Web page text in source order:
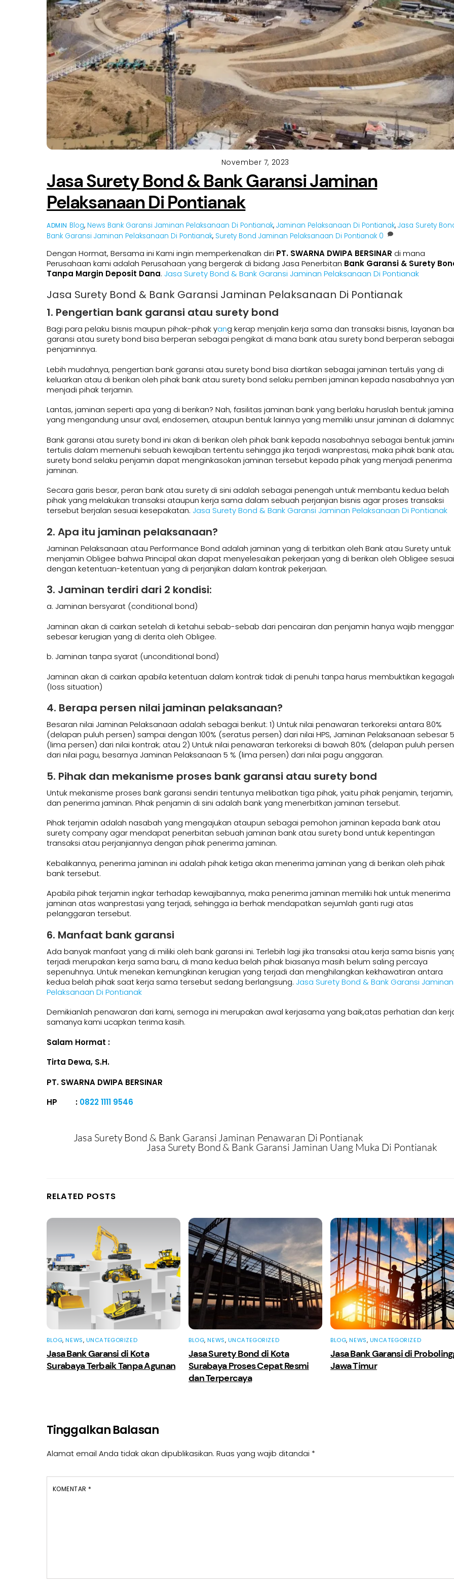
November 7, 2023
Jasa Surety Bond & Bank Garansi Jaminan
Pelaksanaan Di Pontianak
ADMIN Blog, News Bank Garansi Jaminan Pelaksanaan Di Pontianak,Jaminan Pelaksanaan Di Pontianak,Jasa Surety
Bank Garansi Jaminan Pelaksanaan Di Pontianak, Surety Bond Jaminan Pelaksanaan Di Pontianak 0
Dengan Hormat, Bersama ini Kami ingin memperkenalkan diri PT. SWARNA DWIPA BERSINAR di mana
Perusahaan kami adalah Perusahaan yang bergerak di bidang Jasa Penerbitan Bank Garansi & Surety
Tanpa Margin Deposit Dana. Jasa Surety Bond & Bank Garansi Jaminan Pelaksanaan Di Pontianak
Jasa Surety Bond & Bank Garansi Jaminan Pelaksanaan Di Pontianak
1. Pengertian bank garansi atau surety bond
Bagi para pelaku bisnis maupun pihak-pihak yang kerap menjalin kerja sama dan transaksi bisnis, layanan
garansi atau surety bond bisa berperan sebagai pengikat di mana bank atau surety bond berperan sebagai
penjaminnya.
Lebih mudahnya, pengertian bank garansi atau surety bond bisa diartikan sebagai jaminan tertulis yang di
keluarkan atau di berikan oleh pihak bank atau surety bond selaku pemberi jaminan kepada nasabahnya
menjadi pihak terjamin.
Lantas, jaminan seperti apa yang di berikan? Nah, fasilitas jaminan bank yang berlaku haruslah bentuk
yang mengandung unsur aval, endosemen, ataupun bentuk lainnya yang memiliki unsur jaminan di
Bank garansi atau surety bond ini akan di berikan oleh pihak bank kepada nasabahnya sebagai bentuk
tertulis dalam memenuhi sebuah kewajiban tertentu sehingga jika terjadi wanprestasi, maka pihak bank
surety bond selaku penjamin dapat menginkasokan jaminan tersebut kepada pihak yang menjadi penerima
jaminan.
Secara garis besar, peran bank atau surety di sini adalah sebagai penengah untuk membantu kedua belah
pihak yang melakukan transaksi ataupun kerja sama dalam sebuah perjanjian bisnis agar proses transaksi
tersebut berjalan sesuai kesepakatan. Jasa Surety Bond & Bank Garansi Jaminan Pelaksanaan Di Pontianak
2. Apa itu jaminan pelaksanaan?
Jaminan Pelaksanaan atau Performance Bond adalah jaminan yang di terbitkan oleh Bank atau Surety untuk
menjamin Obligee bahwa Principal akan dapat menyelesaikan pekerjaan yang di berikan oleh Obligee sesuai
dengan ketentuan-ketentuan yang di perjanjikan dalam kontrak pekerjaan.
3. Jaminan terdiri dari 2 kondisi:
a. Jaminan bersyarat (conditional bond)
Jaminan akan di cairkan setelah di ketahui sebab-sebab dari pencairan dan penjamin hanya wajib
sebesar kerugian yang di derita oleh Obligee.
b. Jaminan tanpa syarat (unconditional bond)
Jaminan akan di cairkan apabila ketentuan dalam kontrak tidak di penuhi tanpa harus membuktikan
(loss situation)
4. Berapa persen nilai jaminan pelaksanaan?
Besaran nilai Jaminan Pelaksanaan adalah sebagai berikut: 1) Untuk nilai penawaran terkoreksi antara 80%
(delapan puluh persen) sampai dengan 100% (seratus persen) dari nilai HPS, Jaminan Pelaksanaan sebesar
(lima persen) dari nilai kontrak; atau 2) Untuk nilai penawaran terkoreksi di bawah 80% (delapan puluh
dari nilai pagu, besarnya Jaminan Pelaksanaan 5 % (lima persen) dari nilai pagu anggaran.
5. Pihak dan mekanisme proses bank garansi atau surety bond
Untuk mekanisme proses bank garansi sendiri tentunya melibatkan tiga pihak, yaitu pihak penjamin, terjamin,
dan penerima jaminan. Pihak penjamin di sini adalah bank yang menerbitkan jaminan tersebut.
Pihak terjamin adalah nasabah yang mengajukan ataupun sebagai pemohon jaminan kepada bank atau
surety company agar mendapat penerbitan sebuah jaminan bank atau surety bond untuk kepentingan
transaksi atau perjanjiannya dengan pihak penerima jaminan.
Kebalikannya, penerima jaminan ini adalah pihak ketiga akan menerima jaminan yang di berikan oleh pihak
bank tersebut.
Apabila pihak terjamin ingkar terhadap kewajibannya, maka penerima jaminan memiliki hak untuk menerima
jaminan atas wanprestasi yang terjadi, sehingga ia berhak mendapatkan sejumlah ganti rugi atas
pelanggaran tersebut.
6. Manfaat bank garansi
Ada banyak manfaat yang di miliki oleh bank garansi ini. Terlebih lagi jika transaksi atau kerja sama bisnis
terjadi merupakan kerja sama baru, di mana kedua belah pihak biasanya masih belum saling percaya
sepenuhnya. Untuk menekan kemungkinan kerugian yang terjadi dan menghilangkan kekhawatiran antara
kedua belah pihak saat kerja sama tersebut sedang berlangsung. Jasa Surety Bond & Bank Garansi Jaminan
Pelaksanaan Di Pontianak
Demikianlah penawaran dari kami, semoga ini merupakan awal kerjasama yang baik,atas perhatian dan
samanya kami ucapkan terima kasih.
Salam Hormat :
Tirta Dewa, S.H.
PT. SWARNA DWIPA BERSINAR
HP : 0822 1111 9546
Jasa Surety Bond & Bank Garansi Jaminan Penawaran Di Pontianak
Jasa Surety Bond & Bank Garansi Jaminan Uang Muka Di Pontianak
RELATED POSTS
BLOG,NEWS, UNCATEGORIZED
Jasa Bank Garansi di Kota
Surabaya Terbaik Tanpa Agunan
BLOG,NEWS, UNCATEGORIZED
Jasa Surety Bond di Kota
Surabaya Proses Cepat Resmi
dan Terpercaya
BLOG,NEWS, UNCATEGORIZED
Jasa Bank Garansi di
Jawa Timur
Tinggalkan Balasan
Alamat email Anda tidak akan dipublikasikan. Ruas yang wajib ditandai *
KOMENTAR *